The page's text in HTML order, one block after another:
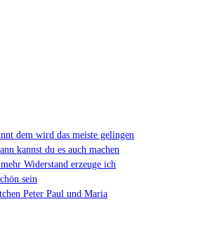
dem wird das meiste gelingen
kannst du es auch machen
Widerstand erzeuge ich
sein
Peter Paul und Maria